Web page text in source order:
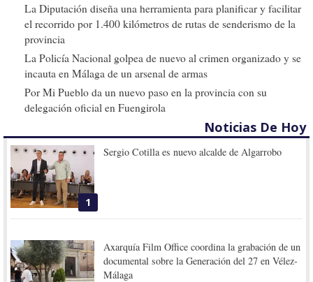
La Diputación diseña una herramienta para planificar y facilitar
el recorrido por 1.400 kilómetros de rutas de senderismo de la
provincia
La Policía Nacional golpea de nuevo al crimen organizado y se
incauta en Málaga de un arsenal de armas
Por Mi Pueblo da un nuevo paso en la provincia con su
delegación oficial en Fuengirola
Noticias De Hoy
1
Sergio Cotilla es nuevo alcalde de Algarrobo
Axarquía Film Office coordina la grabación de un
documental sobre la Generación del 27 en Vélez-
Málaga